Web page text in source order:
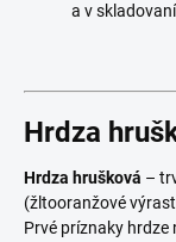
a v
Hrdza
Hrdza hrušková –
(žltooranžové
Prvé príznaky hrdze